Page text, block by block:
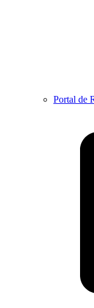
Portal de